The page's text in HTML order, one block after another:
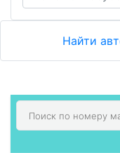
Найти